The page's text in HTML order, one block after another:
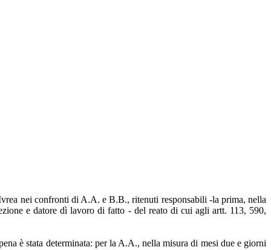
nei confronti di A.A. e B.B., ritenuti responsabili -la prima, nella
e datore dì lavoro di fatto - del reato di cui agli artt. 113, 590,
è stata determinata: per la A.A., nella misura di mesi due e giorni